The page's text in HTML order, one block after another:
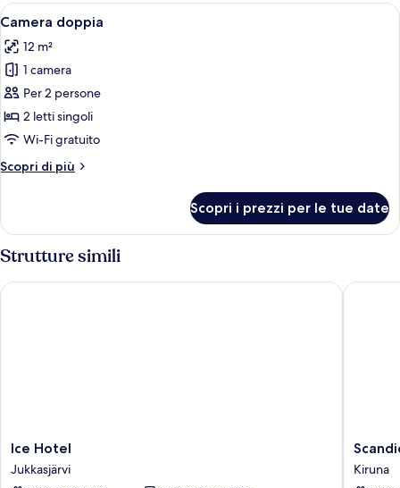
Apri
tutte
le
foto
per
Camera
doppia
Camera mansardata con scala in
3
Camera doppia
12 m²
1 camera
Per 2 persone
2 letti singoli
Wi-Fi gratuito
Scopri di più
Altri
doppia
Scopri i prezzi per le tue date
Strutture simili
Ice
Hotel
Jukkasjärvi
Ice Hotel
Jukkasjärvi
Ice Hotel
Scandic
Kiruna
Kiruna
Kiruna
Scandic